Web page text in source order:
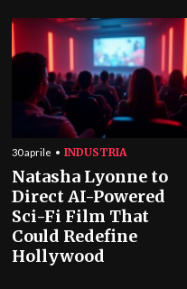
30 aprile INDUSTRIA
Natasha Lyonne to
Direct AI-Powered
Sci-Fi Film That
Could Redefine
Hollywood